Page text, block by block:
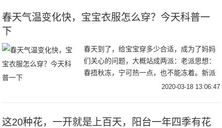
春天气温变化快，宝宝衣服怎么穿？今天科普一
下
春天到了，给宝宝穿多少合适，成为了妈妈
们关心的问题，大概站成两派：老派思想：
春捂秋冻，宁可热一点，也不能冻着。新派
知识：给宝宝少穿点，很多时候感冒都是悟
2020-03-18 13:06:47
这20种花，一开就是上百天，阳台一年四季有花